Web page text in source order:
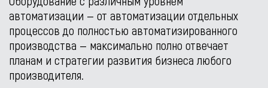
автоматизации — от автоматизации отдельных
процессов до полностью автоматизированного
производства — максимально полно отвечает
планам и стратегии развития бизнеса любого
производителя.